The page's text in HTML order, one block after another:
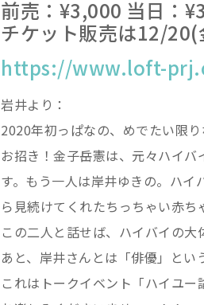
前売：¥3,000 当日：
チケット販売は12/
https://www.loft-
岩井より：
2020年初っぱなの、めでたい限
お招き！金子岳憲は、元々ハイ
す。もう一人は岸井ゆきの。ハ
ら見続けてくれたちっちゃい赤ち
この二人と話せば、ハイバイの大
あと、岸井さんとは「俳優」とい
これはトークイベント「ハイユー